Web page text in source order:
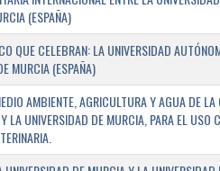
(ESPAÑA)
QUE CELEBRAN: LA UNIVERSIDAD
MURCIA (ESPAÑA)
AMBIENTE, AGRICULTURA Y AGUA DE
LA UNIVERSIDAD DE MURCIA, PARA EL USO